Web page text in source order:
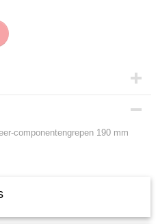
componentengrepen 190 mm